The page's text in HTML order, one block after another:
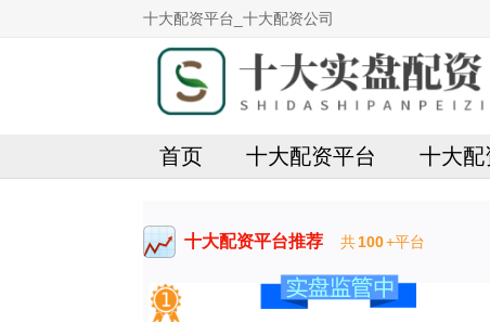
十大配资平台_十大配资公司
首页 十大配资平台 十大配
十大配资平台推荐 共100+平台